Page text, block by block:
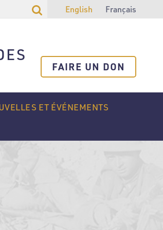
English Français
FAIRE UN DON
ET ÉVÉNEMENTS